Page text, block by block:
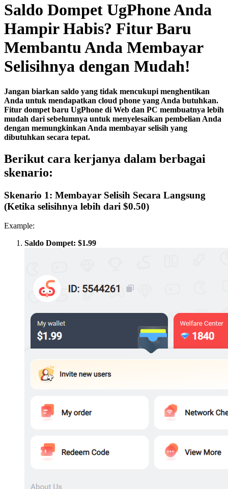
Saldo Dompet UgPhone Anda
Hampir Habis? Fitur Baru
Membantu Anda Membayar
Selisihnya dengan Mudah!
Jangan biarkan saldo yang tidak mencukupi menghentikan
Anda untuk mendapatkan cloud phone yang Anda butuhkan.
Fitur dompet baru UgPhone di Web dan PC membuatnya lebih
mudah dari sebelumnya untuk menyelesaikan pembelian Anda
dengan memungkinkan Anda membayar selisih yang
dibutuhkan secara tepat.
Berikut cara kerjanya dalam berbagai
skenario:
Skenario 1: Membayar Selisih Secara Langsung
(Ketika selisihnya lebih dari $0.50)
Example:
Saldo Dompet: $1.99